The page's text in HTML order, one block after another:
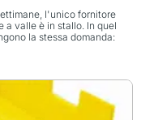
l'unico fornitore
a valle è in stallo. In quel
la stessa domanda: